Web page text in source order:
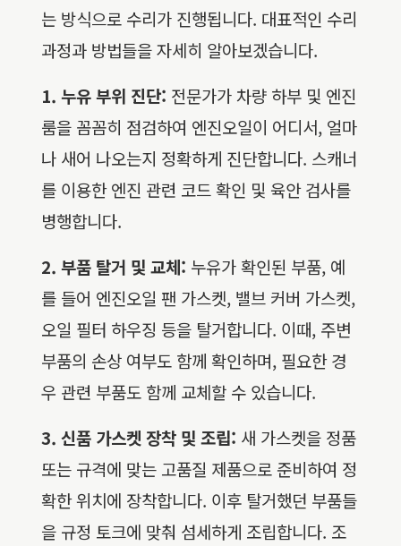
는 방식으로 수리가 진행됩니다. 대표적인 수리
과정과 방법들을 자세히 알아보겠습니다.
1. 누유 부위 진단: 전문가가 차량 하부 및 엔진
룸을 꼼꼼히 점검하여 엔진오일이 어디서, 얼마
나 새어 나오는지 정확하게 진단합니다. 스캐너
를 이용한 엔진 관련 코드 확인 및 육안 검사를
병행합니다.
2. 부품 탈거 및 교체: 누유가 확인된 부품, 예
를 들어 엔진오일 팬 가스켓, 밸브 커버 가스켓,
오일 필터 하우징 등을 탈거합니다. 이때, 주변
부품의 손상 여부도 함께 확인하며, 필요한 경
우 관련 부품도 함께 교체할 수 있습니다.
3. 신품 가스켓 장착 및 조립: 새 가스켓을 정품
또는 규격에 맞는 고품질 제품으로 준비하여 정
확한 위치에 장착합니다. 이후 탈거했던 부품들
을 규정 토크에 맞춰 섬세하게 조립합니다. 조